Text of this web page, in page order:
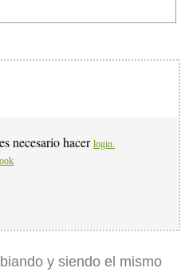
necesario hacer login.
y siendo el mismo